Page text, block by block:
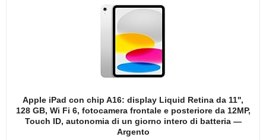
Apple iPad con chip A16: display Liquid Retina da 11'',
128 GB, Wi Fi 6, fotocamera frontale e posteriore da 12MP,
Touch ID, autonomia di un giorno intero di batteria —
Argento